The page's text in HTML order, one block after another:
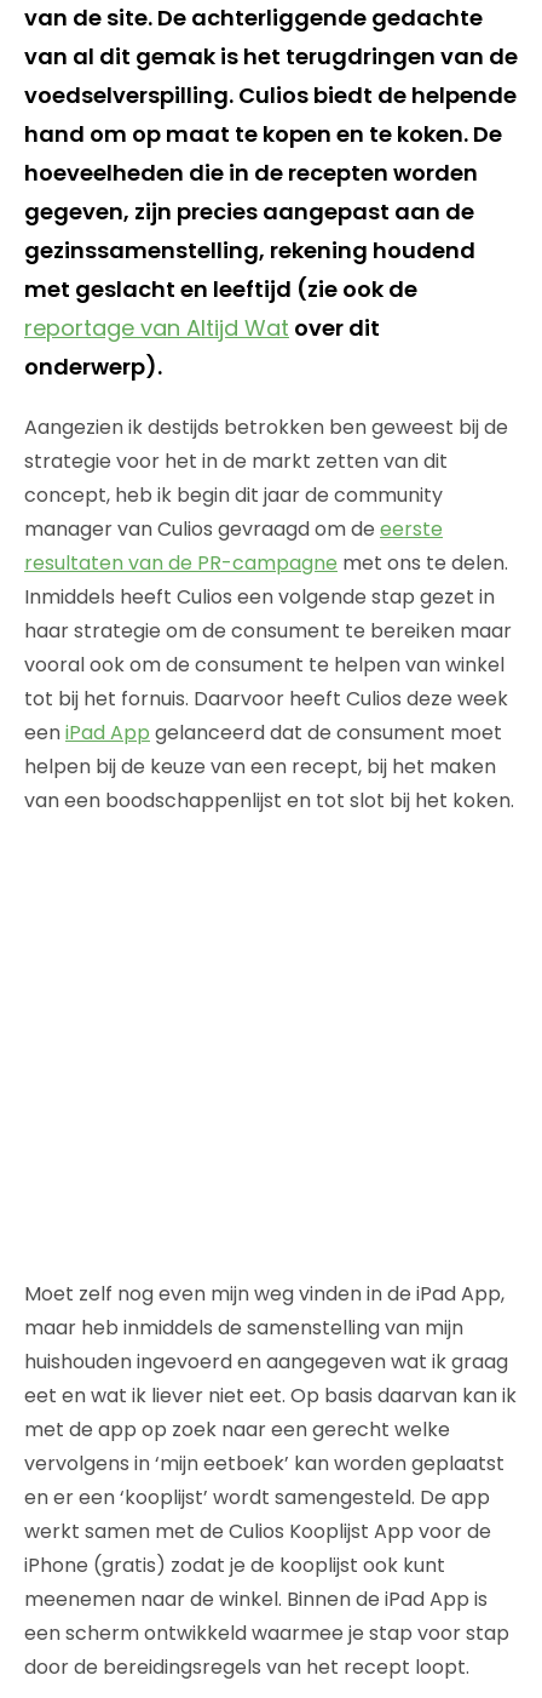
van de site. De achterliggende gedachte
van al dit gemak is het terugdringen van de
voedselverspilling. Culios biedt de helpende
hand om op maat te kopen en te koken. De
hoeveelheden die in de recepten worden
gegeven, zijn precies aangepast aan de
gezinssamenstelling, rekening houdend
met geslacht en leeftijd (zie ook de
reportage van Altijd Wat over dit
onderwerp).
Aangezien ik destijds betrokken ben geweest bij de
strategie voor het in de markt zetten van dit
concept, heb ik begin dit jaar de community
manager van Culios gevraagd om de eerste
resultaten van de PR-campagne met ons te delen.
Inmiddels heeft Culios een volgende stap gezet in
haar strategie om de consument te bereiken maar
vooral ook om de consument te helpen van winkel
tot bij het fornuis. Daarvoor heeft Culios deze week
eeniPad App gelanceerd dat de consument moet
helpen bij de keuze van een recept, bij het maken
van een boodschappenlijst en tot slot bij het koken.
Moet zelf nog even mijn weg vinden in de iPad App,
maar heb inmiddels de samenstelling van mijn
huishouden ingevoerd en aangegeven wat ik graag
eet en wat ik liever niet eet. Op basis daarvan kan ik
met de app op zoek naar een gerecht welke
vervolgens in ‘mijn eetboek’ kan worden geplaatst
en er een ‘kooplijst’ wordt samengesteld. De app
werkt samen met de Culios Kooplijst App voor de
iPhone (gratis) zodat je de kooplijst ook kunt
meenemen naar de winkel. Binnen de iPad App is
een scherm ontwikkeld waarmee je stap voor stap
door de bereidingsregels van het recept loopt.